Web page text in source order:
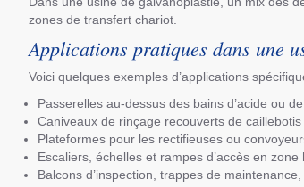
zones de transfert chariot.
Applications pratiques dans une
Voici quelques exemples d’applications
Passerelles au-dessus des bains d’acide ou
Caniveaux de rinçage recouverts de caillebotis
Plateformes pour les rectifieuses ou
Escaliers, échelles et rampes d’accès en zone
Balcons d’inspection, trappes de